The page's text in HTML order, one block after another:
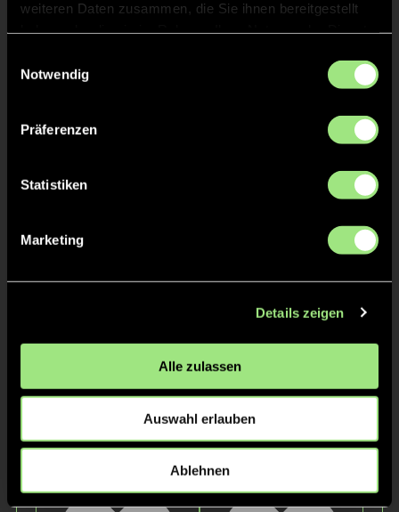
weiteren Daten zusammen, die Sie ihnen bereitgestellt
Notwendig
Präferenzen
Statistiken
Marketing
Details zeigen
Alle zulassen
Auswahl erlauben
Ablehnen
Falsarella
Philipp
Koffka